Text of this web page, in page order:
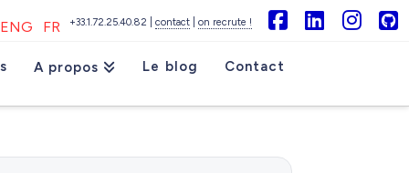
+33.1.72.25.40.82 |contact |on recrute !
FR
ENG
A propos Le blog Contact